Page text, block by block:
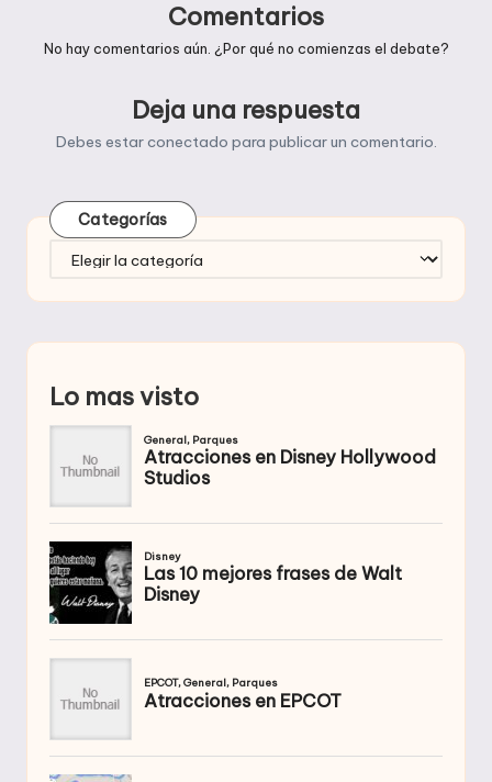
Comentarios
No hay comentarios aún. ¿Por qué no comienzas el debate?
Deja una respuesta
Debes estarconectado para publicar un comentario.
Categorías
Categorías
Lo mas visto